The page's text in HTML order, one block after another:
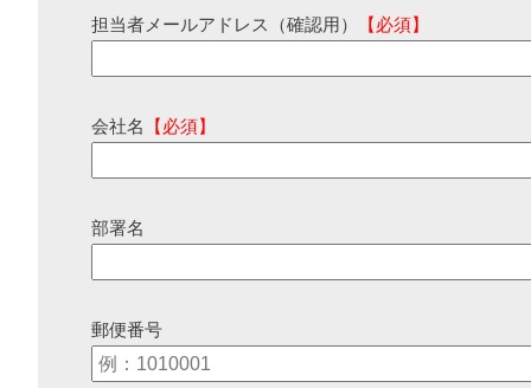
担当者メールアドレス（確認用） 【必須】
会社名 【必須】
部署名
郵便番号